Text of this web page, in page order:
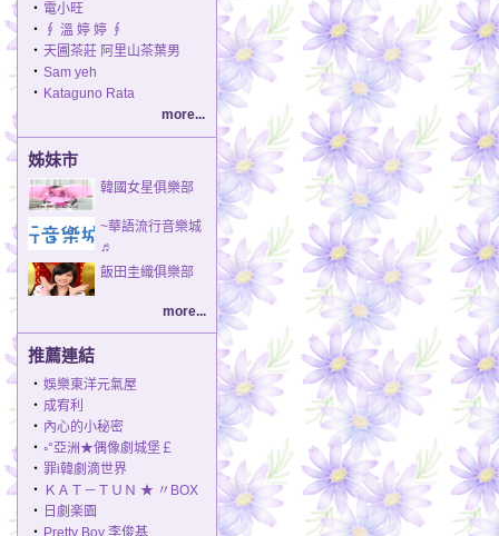
‧ 電小旺
‧
∮ 溫 婷 婷 ∮
‧ 天圃茶莊 阿里山茶葉男
‧ Sam yeh
‧ Kataguno Rata
more...
姊妹市
韓國女星俱樂部
~華語流行音樂城
♬
飯田圭織俱樂部
more...
推薦連結
‧ 娛樂東洋元氣屋
‧ 成宥利
‧ 內心的小秘密
‧ ◦°亞洲★偶像劇城堡￡
‧ 罪i韓劇滴世界
‧
ＫＡＴ－ＴＵＮ ★ 〃BOX
‧ 日劇楽園
‧ Pretty Boy 李俊基